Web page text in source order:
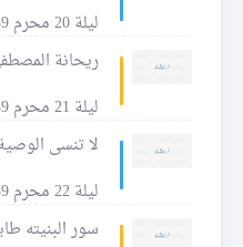
ليلة 20 محرم 1439 للهجرة
ريحانة
ليلة 21 محرم 1439 للهجرة
لا تنسى
ليلة 22 محرم 1439 للهجرة
سور البنيته